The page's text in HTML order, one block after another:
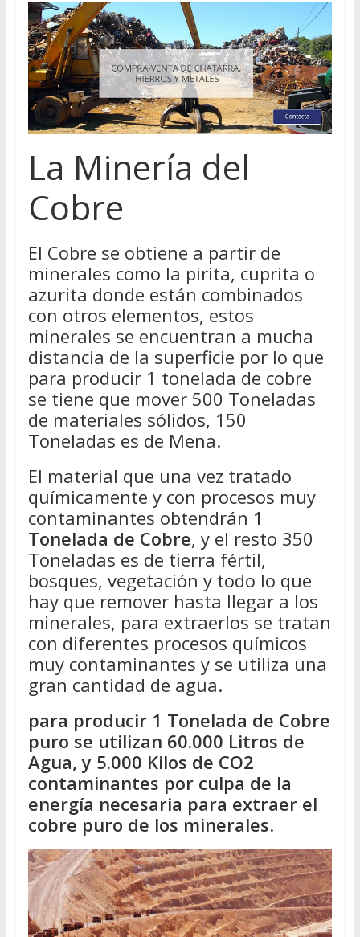
La Minería del
Cobre
El Cobre se obtiene a partir de
minerales como la pirita, cuprita o
azurita donde están combinados
con otros elementos, estos
minerales se encuentran a mucha
distancia de la superficie por lo que
para producir 1 tonelada de cobre
se tiene que mover 500 Toneladas
de materiales sólidos, 150
Toneladas es de Mena.
El material que una vez tratado
químicamente y con procesos muy
contaminantes obtendrán 1
Tonelada de Cobre, y el resto 350
Toneladas es de tierra fértil,
bosques, vegetación y todo lo que
hay que remover hasta llegar a los
minerales, para extraerlos se tratan
con diferentes procesos químicos
muy contaminantes y se utiliza una
gran cantidad de agua.
para producir 1 Tonelada de Cobre
puro se utilizan 60.000 Litros de
Agua, y 5.000 Kilos de CO2
contaminantes por culpa de la
energía necesaria para extraer el
cobre puro de los minerales.